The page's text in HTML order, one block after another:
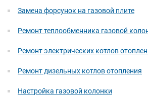
Замена форсунок на газовой плите
Ремонт теплообменника газовой
Ремонт электрических котлов
Ремонт дизельных котлов отопления
Настройка газовой колонки